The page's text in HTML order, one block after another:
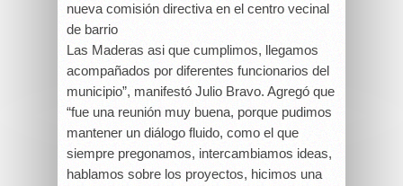
nueva comisión directiva en el centro vecinal
de barrio
Las Maderas asi que cumplimos, llegamos
acompañados por diferentes funcionarios del
municipio”, manifestó Julio Bravo. Agregó que
“fue una reunión muy buena, porque pudimos
mantener un diálogo fluido, como el que
siempre pregonamos, intercambiamos ideas,
hablamos sobre los proyectos, hicimos una